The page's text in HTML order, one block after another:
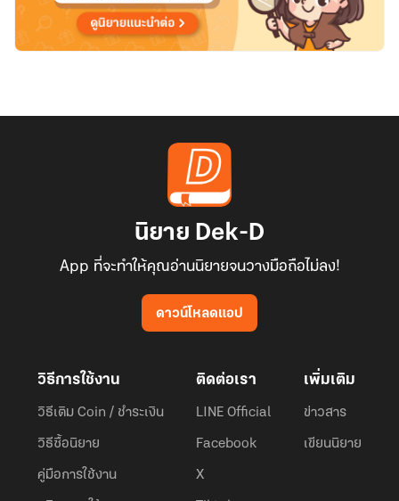
นิยาย Dek-D
App ที่จะทำให้คุณอ่านนิยายจนวางมือถือไม่ลง!
ดาวน์โหลดแอป
วิธีการใช้งาน
วิธีเติม Coin / ชำระเงิน
วิธีซื้อนิยาย
คู่มือการใช้งาน
ติดต่อเรา
LINE Official
Facebook
X
เพิ่มเติม
ข่าวสาร
เขียนนิยาย